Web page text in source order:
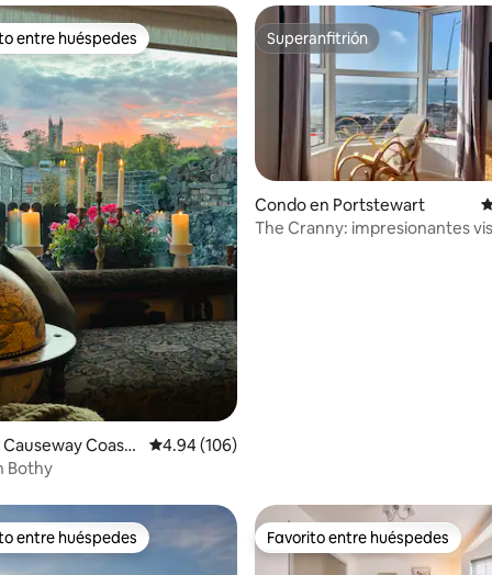
de 5, 156 reseñas
huéspedes preferido
entre huéspedes
Coast
Calificación promedio: 4.94 de 5, 106 reseñas
4.94 (106)
Bothy
Superanfitrión
Superanfitrión
Condo en Portstewart
The Cranny: impresionantes
huéspedes preferido
entre huéspedes Favorito entre huéspedes
Favorito entre huéspedes